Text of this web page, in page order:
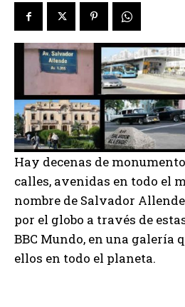
Hay decenas de
calles, avenidas en todo el
nombre de Salvador
por el globo a través de
BBC Mundo, en una galería
ellos en todo el planeta.